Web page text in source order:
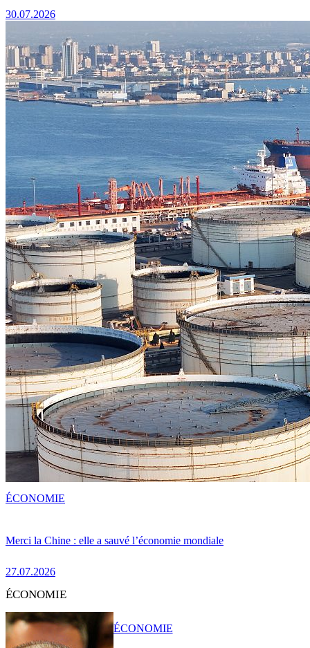
30.07.2026
Merci la Chine : elle a sauvé l’économie mondiale
27.07.2026
ÉCONOMIE
ÉCONOMIE
ÉCONOMIE